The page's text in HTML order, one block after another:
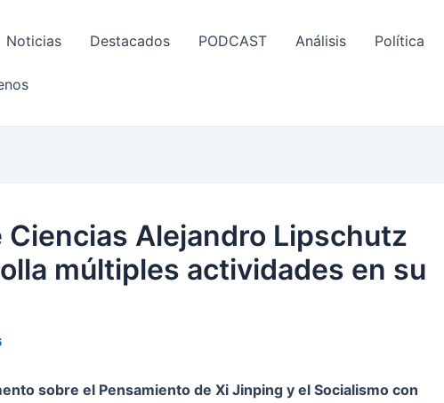
Noticias Destacados PODCAST Análisis Política
Ciencias Alejandro Lipschutz
múltiples actividades en su
sobre el Pensamiento de Xi Jinping y el Socialismo con